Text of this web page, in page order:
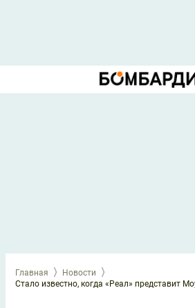
Главная
Новости
Стало известно, когда «Реал» представит